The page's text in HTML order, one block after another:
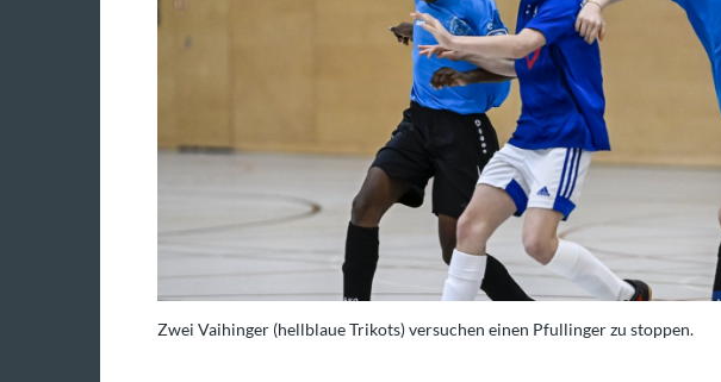
Zwei Vaihinger (hellblaue Trikots) versuchen einen Pfullinger zu stoppen.